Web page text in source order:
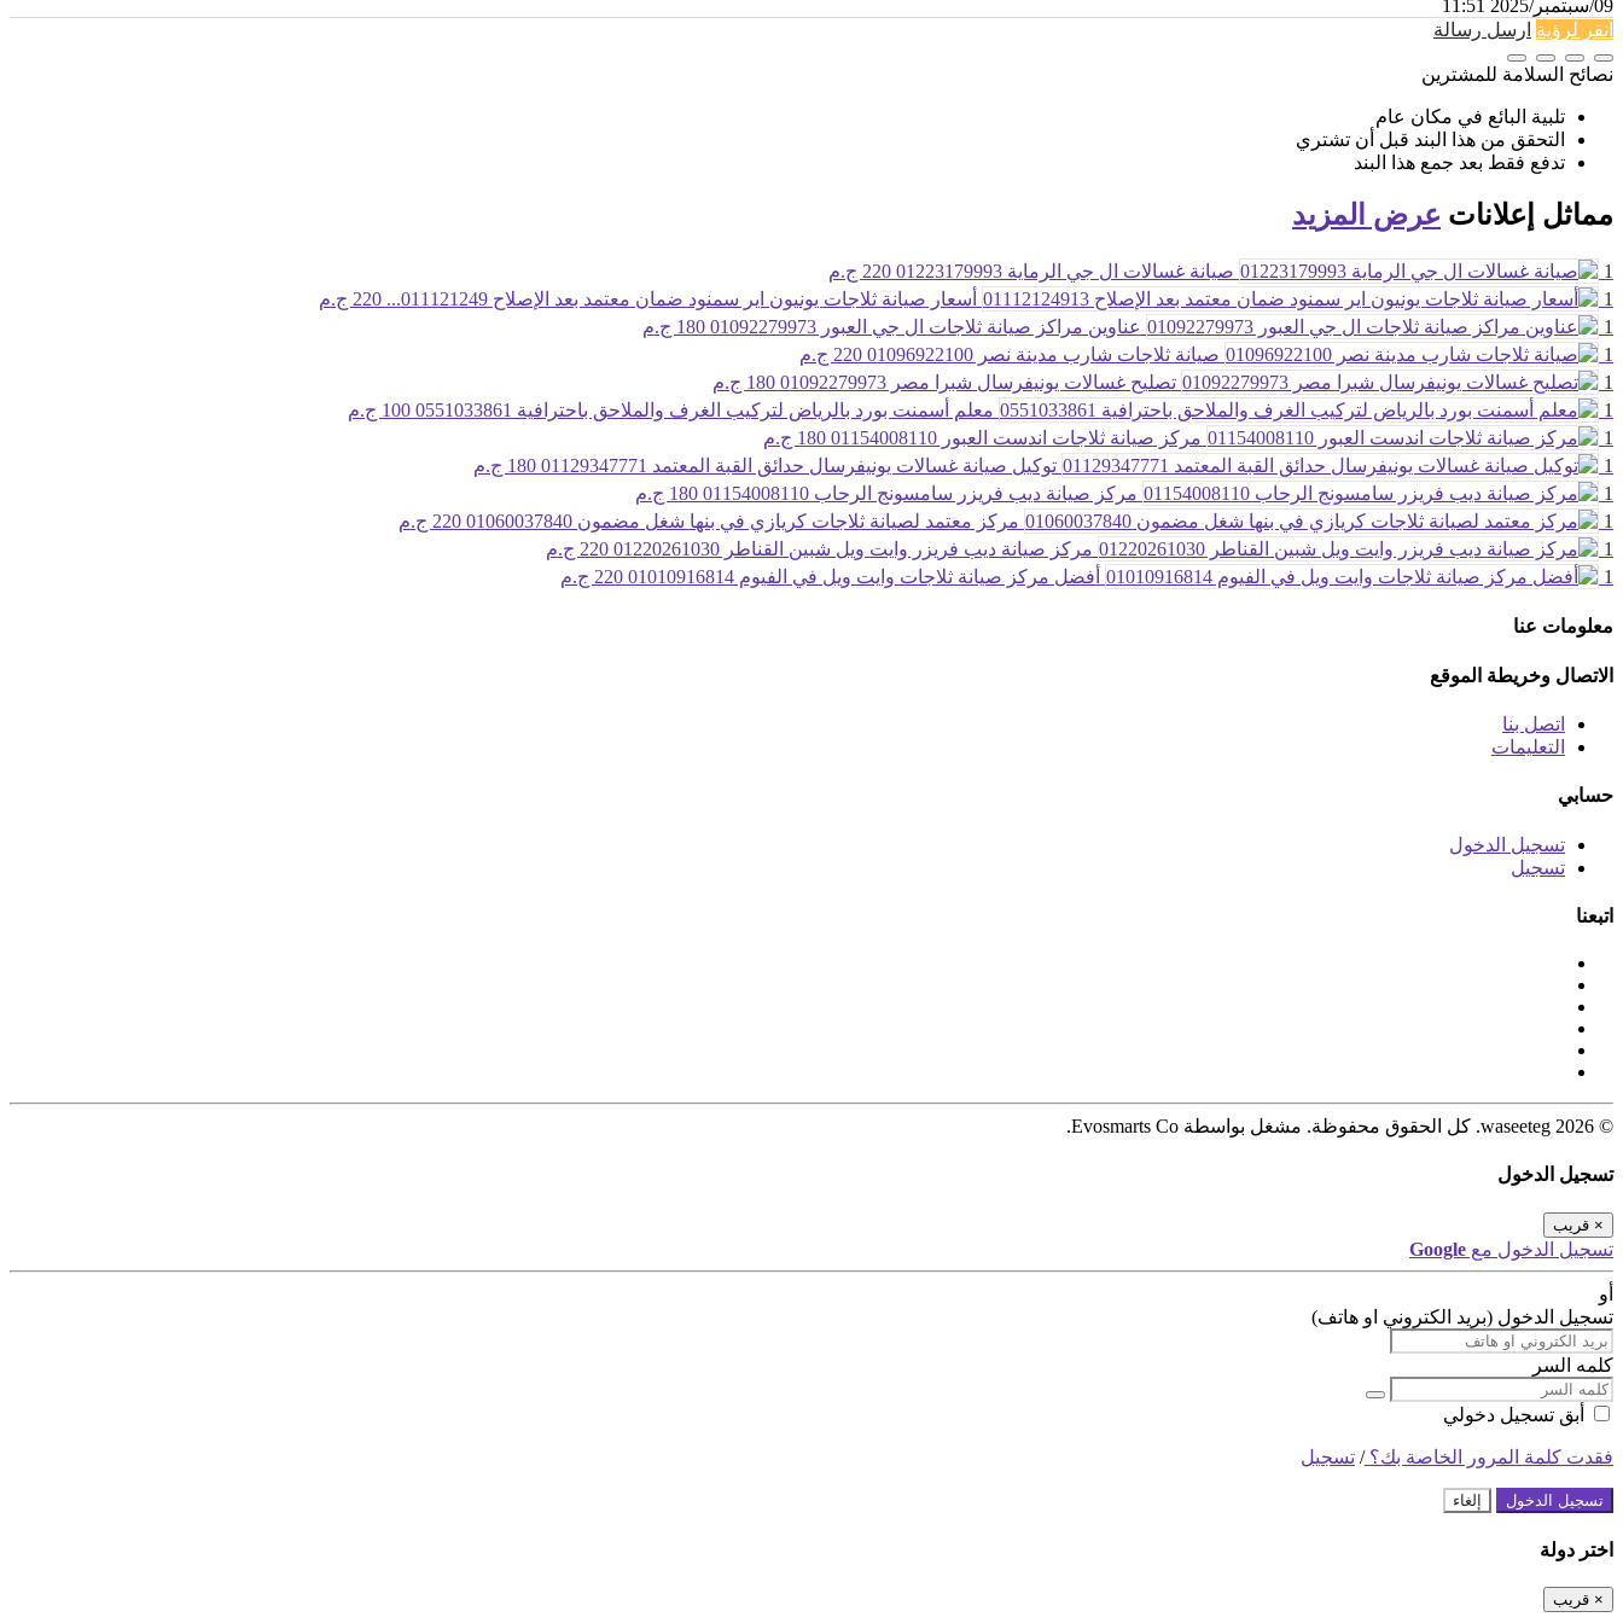
09/سبتمبر/2025 11:51
انقر لرؤية ارسل رسالة
نصائح السلامة للمشترين
تلبية البائع في مكان عام
التحقق من هذا البند قبل أن تشتري
تدفع فقط بعد جمع هذا البند
مماثل إعلانات عرض المزيد
1 صيانة غسالات ال جي الرماية 01223179993
220 ج.م
1
أسعار صيانة ثلاجات يونيون اير سمنود ضمان معتمد بعد الإصلاح 011121249...
220 ج.م
1
عناوين مراكز صيانة ثلاجات ال جي العبور 01092279973
180 ج.م
1
صيانة ثلاجات شارب مدينة نصر 01096922100
220 ج.م
1
تصليح غسالات يونيفرسال شبرا مصر 01092279973
180 ج.م
1
معلم أسمنت بورد بالرياض لتركيب الغرف والملاحق باحترافية 0551033861
100 ج.م
1
مركز صيانة ثلاجات اندست العبور 01154008110
180 ج.م
1
توكيل صيانة غسالات يونيفرسال حدائق القبة المعتمد 01129347771
180 ج.م
1
مركز صيانة ديب فريزر سامسونج الرحاب 01154008110
180 ج.م
1
مركز معتمد لصيانة ثلاجات كريازي في بنها شغل مضمون 01060037840
220 ج.م
1
مركز صيانة ديب فريزر وايت ويل شبين القناطر 01220261030
220 ج.م
1
أفضل مركز صيانة ثلاجات وايت ويل في الفيوم 01010916814 220 ج.م
معلومات عنا
الاتصال وخريطة الموقع
اتصل بنا
التعليمات
حسابي
تسجيل الدخول
تسجيل
اتبعنا
© 2026 waseeteg. كل الحقوق محفوظة. مشغل بواسطة Evosmarts Co.
تسجيل الدخول
× قريب
تسجيل الدخول مع Google
أو
تسجيل الدخول (بريد الكتروني او هاتف)
كلمه السر
أبق تسجيل دخولي
فقدت كلمة المرور الخاصة بك؟/ تسجيل
تسجيل الدخول إلغاء
اختر دولة
× قريب